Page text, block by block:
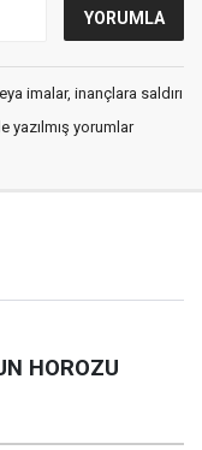
imalar, inançlara saldırı
yazılmış yorumlar
HOROZU